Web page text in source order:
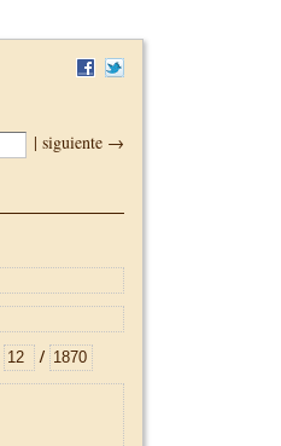
| siguiente →
/